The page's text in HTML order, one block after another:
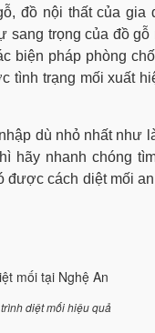
đồ nội thất của gia
trọng của đồ
biện pháp phòng
tình trạng mối xuất
dù nhỏ nhất như
hãy nhanh chóng
cách diệt mối
diệt mối hiệu quả